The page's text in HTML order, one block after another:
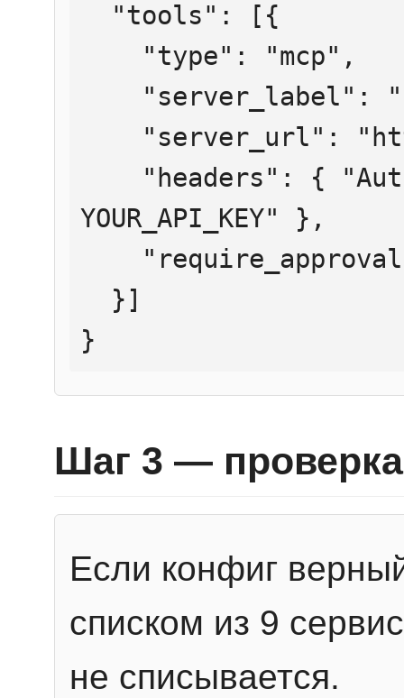
YOUR_API_KEY" },
}
Шаг 3 — проверка
Если конфиг
списком из 9
не списывается.